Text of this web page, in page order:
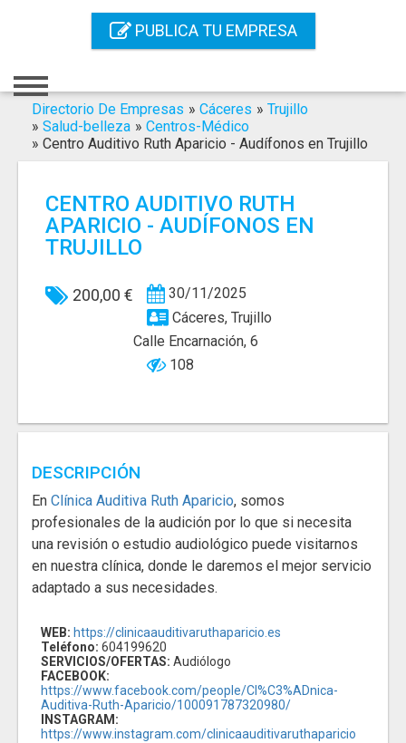
PUBLICA TU EMPRESA
Registro
Contacto
Servicios SEO
Directorio De Empresas » Cáceres » Trujillo
» Salud-belleza » Centros-Médico
» Centro Auditivo Ruth Aparicio - Audífonos en Trujillo
CENTRO AUDITIVO RUTH
APARICIO - AUDÍFONOS EN
TRUJILLO
200,00 €
30/11/2025
Cáceres, Trujillo
Calle Encarnación, 6
108
DESCRIPCIÓN
En Clínica Auditiva Ruth Aparicio, somos
profesionales de la audición por lo que si necesita
una revisión o estudio audiológico puede visitarnos
en nuestra clínica, donde le daremos el mejor servicio
adaptado a sus necesidades.
WEB: https://clinicaauditivaruthaparicio.es
Teléfono: 604199620
SERVICIOS/OFERTAS: Audiólogo
FACEBOOK:
https://www.facebook.com/people/Cl%C3%ADnica-
Auditiva-Ruth-Aparicio/100091787320980/
INSTAGRAM:
https://www.instagram.com/clinicaauditivaruthaparicio